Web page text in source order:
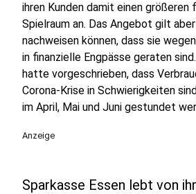
ihren Kunden damit einen größeren
Spielraum an. Das Angebot gilt
nachweisen können, dass sie
in finanzielle Engpässe geraten
hatte vorgeschrieben, dass
Corona-Krise in Schwierigkeiten
im April, Mai und Juni gestundet
Anzeige
Sparkasse Essen lebt von